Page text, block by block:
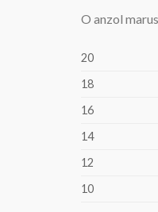
O anzol
20
18
16
14
12
10